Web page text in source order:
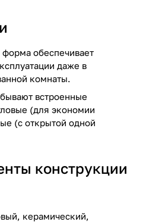
обеспечивает
даже в
комнаты.
встроенные
(для экономии
(с открытой одной
конструкции
керамический,